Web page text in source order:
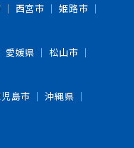
西宮市 姫路市
愛媛県 松山市
島市 沖縄県